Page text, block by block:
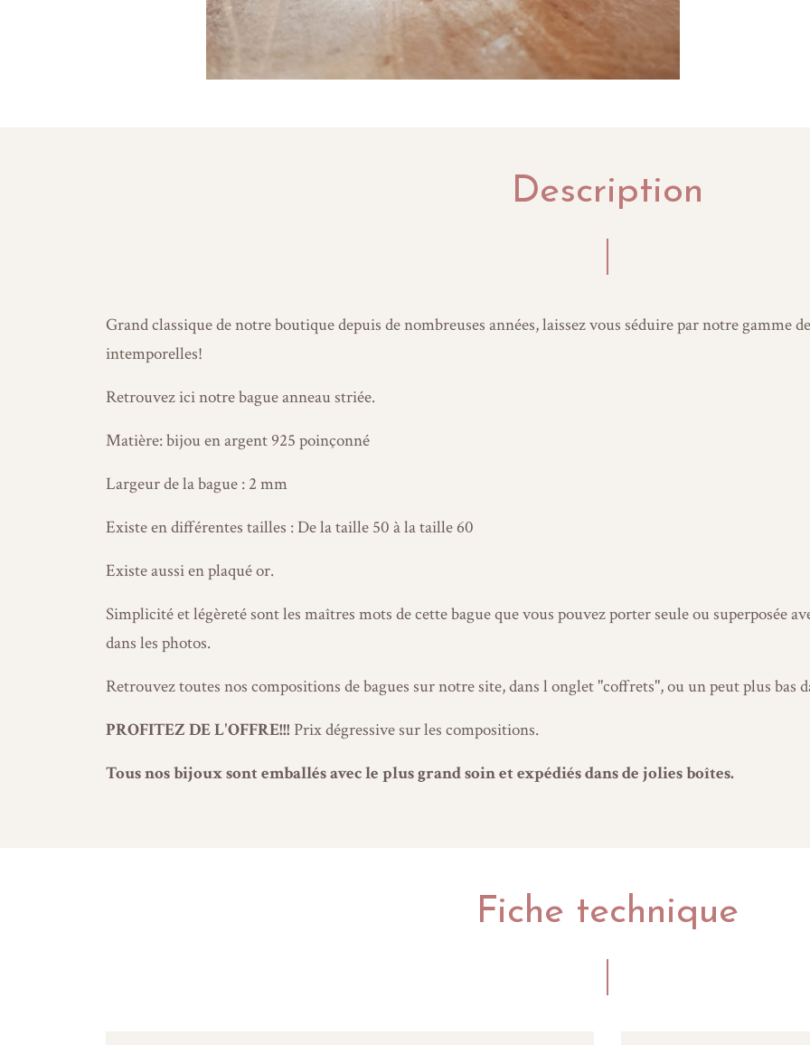
Description
Grand classique de notre boutique depuis de nombreuses années, laissez vous séduire par notre gamme
intemporelles!
Retrouvez ici notre bague anneau striée.
Matière: bijou en argent 925 poinçonné
Largeur de la bague : 2 mm
Existe en différentes tailles : De la taille 50 à la taille 60
Existe aussi en plaqué or.
Simplicité et légèreté sont les maîtres mots de cette bague que vous pouvez porter seule ou superposée
dans les photos.
Retrouvez toutes nos compositions de bagues sur notre site, dans l onglet "coffrets", ou un peut plus bas
PROFITEZ DE L'OFFRE!!! Prix dégressive sur les compositions.
Tous nos bijoux sont emballés avec le plus grand soin et expédiés dans de jolies boîtes.
Fiche technique